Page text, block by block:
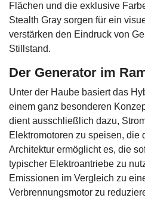
Flächen und die exklusive
Stealth Gray sorgen für ein
verstärken den Eindruck von
Stillstand.
Der Generator im
Unter der Haube basiert das
einem ganz besonderen
dient ausschließlich dazu,
Elektromotoren zu speisen, die
Architektur ermöglicht es, die
typischer Elektroantriebe zu
Emissionen im Vergleich zu
Verbrennungsmotor zu